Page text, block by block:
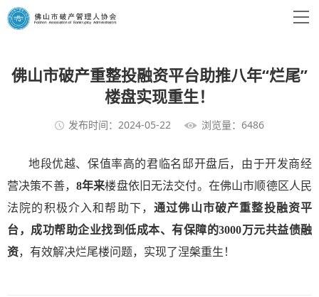
佛山市破产重整投融资平台助推八年“烂尾”
楼盘实现重生！
发布时间：2024-05-22 浏览量：6486
地段优越、保值率高的君临名邸开盘后，由于开发商经
营决策不善， 8年来楼盘依旧无法交付。在佛山市顺德区人民
法院的积极介入和帮助下， 通过佛山市破产重整投融资平
台，成功帮助企业找到低成本、有保障的3000万元共益债融
资，有效解决烂尾楼问题，实现了涅槃重生！